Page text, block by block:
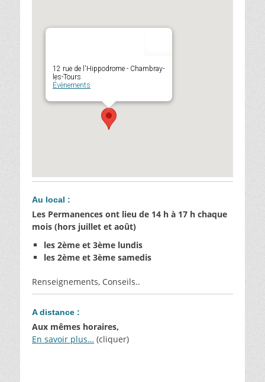
12 rue de l'Hippodrome - Chambray-
les-Tours
Évènements
Au local :
Les Permanences ont lieu de 14 h à 17 h chaque
mois (hors juillet et août)
les 2ème et 3ème lundis
les 2ème et 3ème samedis
Renseignements, Conseils..
A distance :
Aux mêmes horaires,
En savoir plus… (cliquer)